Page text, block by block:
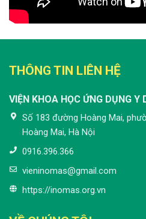
THÔNG TIN LIÊN HỆ
VIỆN KHOA HỌC ỨNG DỤNG Y
Số 183 đường Hoàng Mai,
Hoàng Mai, Hà Nội
0916.396.366
vieninomas@gmail.com
https://inomas.org.vn